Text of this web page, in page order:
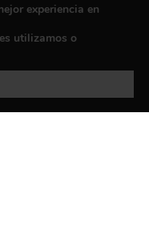
experiencia en
utilizamos o